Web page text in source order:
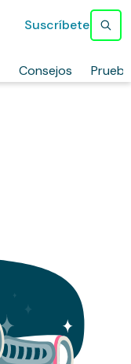
Consejos
Suscríbete